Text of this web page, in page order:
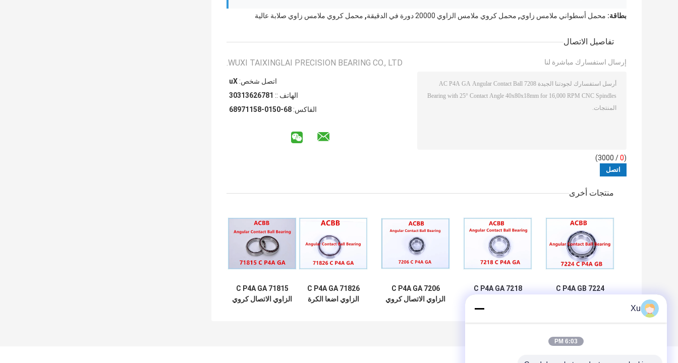
بطاقة: محمل أسطواني ملامس زاوي, محمل كروي ملامس الزاوي 20000 دورة في الدقيقة , محمل كروي ملامس زاوي صلابة عالية
تفاصيل الاتصال
WUXI TAIXINGLAI PRECISION BEARING CO., LTD.
اتصل شخص: Xu
الهاتف :: 18762631303
الفاكس: 86-0510-85117986
إرسال استفسارك مباشرة لنا
(
0
/ 3000)
منتجات أخرى
7224 C P4A GB
7218 C P4A GA
صلابة عالية
7206 C P4A GA
الزاوي الاتصال كروي
71826 C P4A GA
الزاوي اضعا الكرة
71815 C P4A GA
الزاوي الاتصال كروي
Xu
6:03 PM